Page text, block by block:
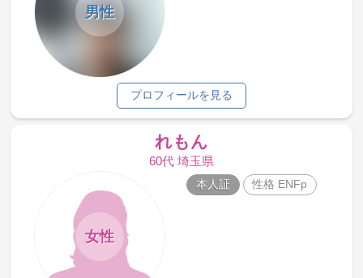
男性
プロフィールを見る
れもん
60代 埼玉県
女性
本人証 性格 ENFp